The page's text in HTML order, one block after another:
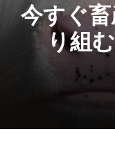
今すぐ
り組